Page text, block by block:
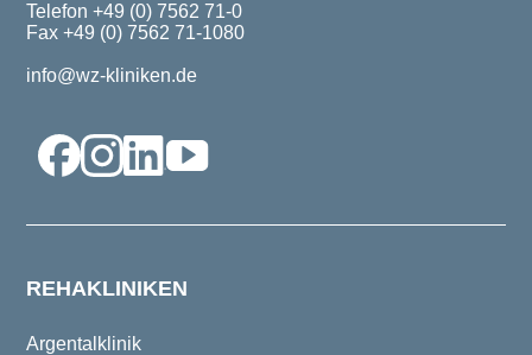
Telefon +49 (0) 7562 71-0
Fax +49 (0) 7562 71-1080
info@wz-kliniken.de
REHAKLINIKEN
Argentalklinik